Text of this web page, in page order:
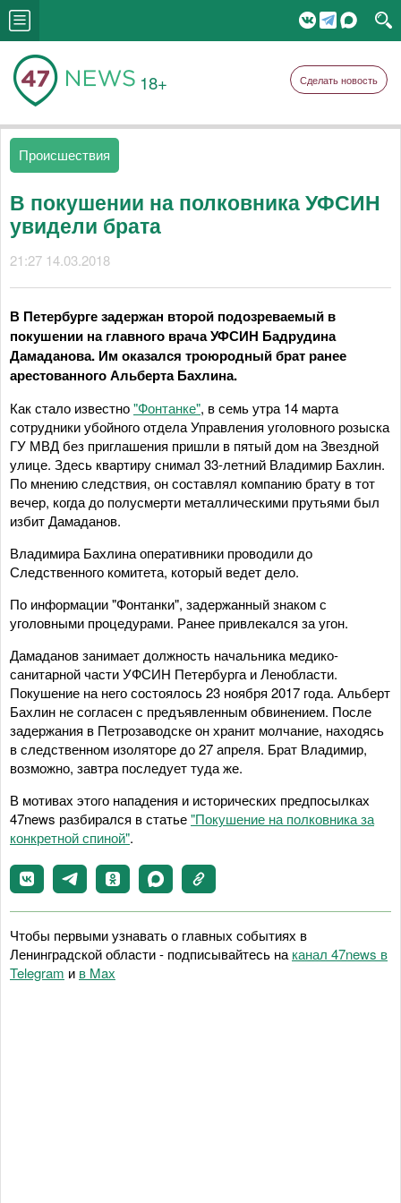
18+ Сделать новость
Происшествия
В покушении на полковника УФСИН
увидели брата
21:27 14.03.2018
В Петербурге задержан второй подозреваемый в
покушении на главного врача УФСИН Бадрудина
Дамаданова. Им оказался троюродный брат ранее
арестованного Альберта Бахлина.
Как стало известно"Фонтанке", в семь утра 14 марта
сотрудники убойного отдела Управления уголовного розыска
ГУ МВД без приглашения пришли в пятый дом на Звездной
улице. Здесь квартиру снимал 33-летний Владимир Бахлин.
По мнению следствия, он составлял компанию брату в тот
вечер, когда до полусмерти металлическими прутьями был
избит Дамаданов.
Владимира Бахлина оперативники проводили до
Следственного комитета, который ведет дело.
По информации "Фонтанки", задержанный знаком с
уголовными процедурами. Ранее привлекался за угон.
Дамаданов занимает должность начальника медико-
санитарной части УФСИН Петербурга и Ленобласти.
Покушение на него состоялось 23 ноября 2017 года. Альберт
Бахлин не согласен с предъявленным обвинением. После
задержания в Петрозаводске он хранит молчание, находясь
в следственном изоляторе до 27 апреля. Брат Владимир,
возможно, завтра последует туда же.
В мотивах этого нападения и исторических предпосылках
47news разбирался в статье"Покушение на полковника за
конкретной спиной".
Чтобы первыми узнавать о главных событиях в
Ленинградской области - подписывайтесь на канал 47news в
Telegram и в Maх